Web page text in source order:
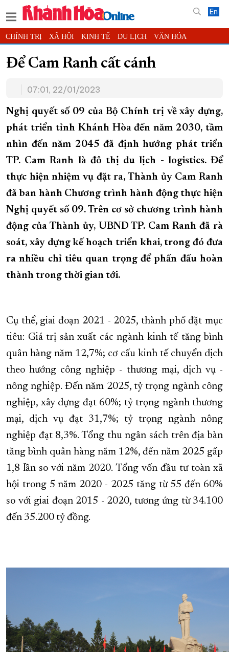
En
CHÍNH TRỊ XÃ HỘI KINH TẾ DU LỊCH VĂN HÓA
THỂ THAO TIN ĐỊA PHƯƠNG
THẾ GIỚI MULTIMEDIA VIDEO
PODCAST THÔNG TIN - QUẢNG CÁO
QUY HOẠCH TỈNH KHÁNH HÒA
TRƯỜNG SA BIỂN ĐẢO QUÊ HƯƠNG
CHUNG TAY CẢI CÁCH HÀNH CHÍNH
XÂY DỰNG NÔNG THÔN MỚI LỊCH CẮT ĐIỆN
TÀU - XE - MÁY BAY
KỶ NIỆM 370 NĂM XÂY DỰNG VÀ PHÁT TRIỂN TỈNH KHÁNH HÒA
KHOẢNH KHẮC ĐẸP XỨ TRẦM
XÂY DỰNG KHÁNH HÒA TRỞ THÀNH THÀNH PHỐ TRỰC THUỘC
ĐẠI HỘI ĐẢNG CÁC CẤP TRANG CHỦ VỀ BÁO KHÁNH HÒA
Để Cam Ranh cất cánh
07:01, 22/01/2023
Nghị quyết số 09 của Bộ Chính trị về xây dựng,
phát triển tỉnh Khánh Hòa đến năm 2030, tầm
nhìn đến năm 2045 đã định hướng phát triển
TP. Cam Ranh là đô thị du lịch - logistics. Để
thực hiện nhiệm vụ đặt ra, Thành ủy Cam Ranh
đã ban hành Chương trình hành động thực hiện
Nghị quyết số 09. Trên cơ sở chương trình hành
động của Thành ủy, UBND TP. Cam Ranh đã rà
soát, xây dựng kế hoạch triển khai, trong đó đưa
ra nhiều chỉ tiêu quan trọng để phấn đấu hoàn
thành trong thời gian tới.
Cụ thể, giai đoạn 2021 - 2025, thành phố đặt mục
tiêu: Giá trị sản xuất các ngành kinh tế tăng bình
quân hàng năm 12,7%; cơ cấu kinh tế chuyển dịch
theo hướng công nghiệp - thương mại, dịch vụ -
nông nghiệp. Đến năm 2025, tỷ trọng ngành công
nghiệp, xây dựng đạt 60%; tỷ trọng ngành thương
mại, dịch vụ đạt 31,7%; tỷ trọng ngành nông
nghiệp đạt 8,3%. Tổng thu ngân sách trên địa bàn
tăng bình quân hàng năm 12%, đến năm 2025 gấp
1,8 lần so với năm 2020. Tổng vốn đầu tư toàn xã
hội trong 5 năm 2020 - 2025 tăng từ 55 đến 60%
so với giai đoạn 2015 - 2020, tương ứng từ 34.100
đến 35.200 tỷ đồng.